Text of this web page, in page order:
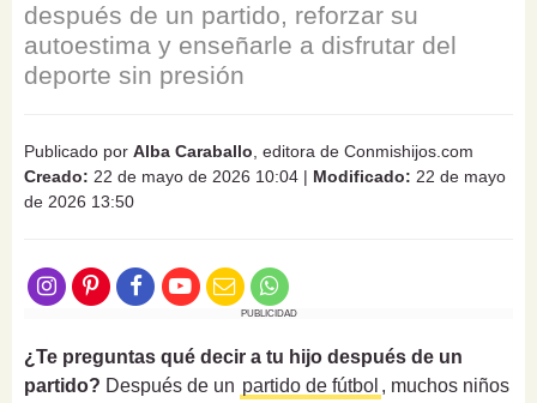
después de un partido, reforzar su
autoestima y enseñarle a disfrutar del
deporte sin presión
Publicado por Alba Caraballo , editora de Conmishijos.com
Creado: 22 de mayo de 2026 10:04 | Modificado: 22 de mayo
de 2026 13:50
PUBLICIDAD
¿Te preguntas qué decir a tu hijo después de un
partido? Después de un partido de fútbol , muchos niños